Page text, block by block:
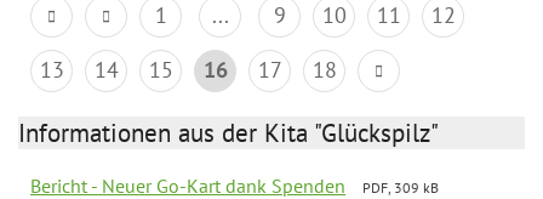
1 ... 9 10 11
12
13
14 15 16 17 18
Informationen aus der Kita "Glückspilz"
Bericht - Neuer Go-Kart dank Spenden
PDF, 309 kB